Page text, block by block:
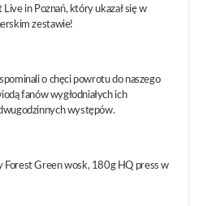
in Poznań, który ukazał się w
zestawie!
o chęci powrotu do naszego
fanów wygłodniałych ich
występów.
Forest Green wosk, 180g HQ press w